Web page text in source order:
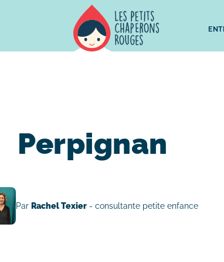
Perpignan
Par Rachel Texier- consultante petite enfance